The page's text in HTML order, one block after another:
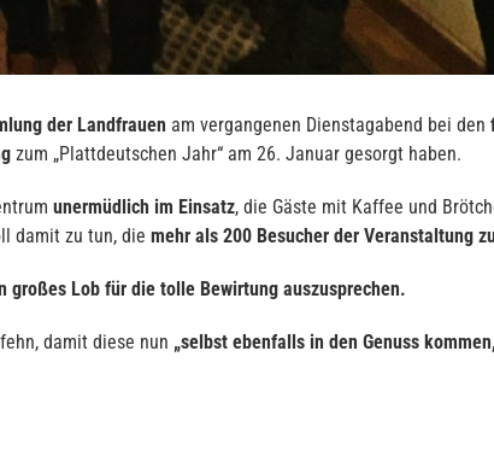
der Landfrauen am vergangenen Dienstagabend bei den
zum „Plattdeutschen Jahr“ am 26. Januar gesorgt haben.
unermüdlich im Einsatz, die Gäste mit Kaffee und
damit zu tun, die mehr als 200 Besucher der Veranstaltung
Lob für die tolle Bewirtung auszusprechen.
damit diese nun „selbst ebenfalls in den Genuss